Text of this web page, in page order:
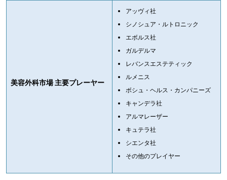
美容外科市場 主要プレーヤー
アッヴィ社
シノシュア・ルトロニック
エボルス社
ガルデルマ
レバンスエステティック
ルメニス
ボシュ・ヘルス・カンパニーズ
キャンデラ社
アルマレーザー
キュテラ社
シエンタ社
その他のプレイヤー